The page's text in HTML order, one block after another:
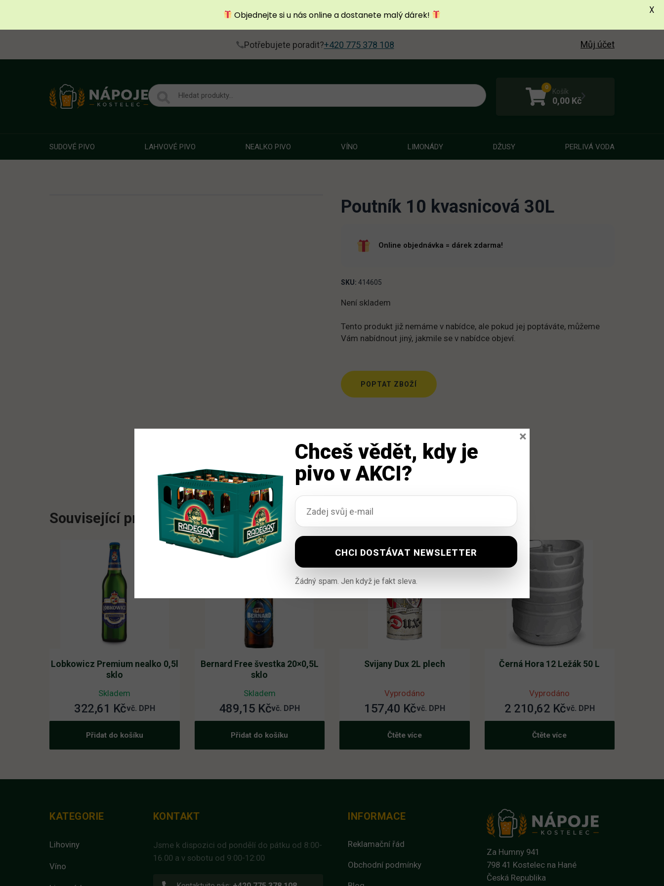
Potřebujete poradit?+420 775 378 108 Můj účet
0 Košík
0,00 Kč
SUDOVÉ PIVO LAHVOVÉ PIVO NEALKO PIVO VÍNO LIMONÁDY DŽUSY PERLIVÁ VODA
Poutník 10 kvasnicová 30L
Online objednávka = dárek zdarma!
SKU: 414605
Není skladem
Tento produkt již nemáme v nabídce, ale pokud jej poptáváte, můžeme
Vám nabídnout jiný, jakmile se v nabídce objeví.
POPTAT ZBOŽÍ
Související produkty
Lobkowicz Premium nealko 0,5l
sklo
Skladem
322,61 Kčvč. DPH
Přidat do košíku
Bernard Free švestka 20×0,5L
sklo
Skladem
489,15 Kčvč. DPH
Přidat do košíku
Svijany Dux 2L plech
Vyprodáno
157,40 Kčvč. DPH
Čtěte více
Černá Hora 12 Ležák 50 L
Vyprodáno
2 210,62 Kčvč. DPH
Čtěte více
KATEGORIE
Lihoviny
Víno
KONTAKT
Jsme k dispozici od pondělí do pátku od 8:00-
16.00 a v sobotu od 9:00-12:00
INFORMACE
Reklamační řád
Obchodní podmínky
Za Humny 941
798 41 Kostelec na Hané
Česká Republika
Objednejte si u nás online a dostanete malý dárek! X
Chceš vědět, kdy je
pivo v AKCI?
Žádný spam. Jen když je fakt sleva.
×